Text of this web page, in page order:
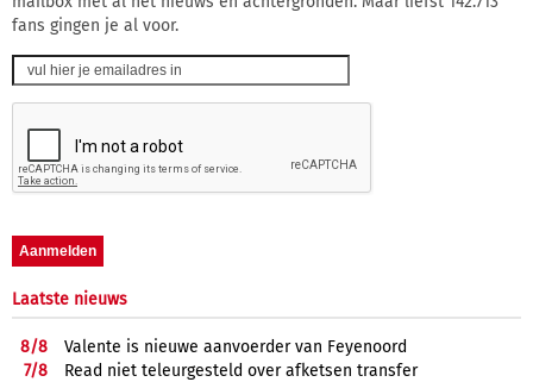
fans gingen je al voor.
Laatste nieuws
8/8
Valente is nieuwe aanvoerder van Feyenoord
7/8
Read niet teleurgesteld over afketsen transfer